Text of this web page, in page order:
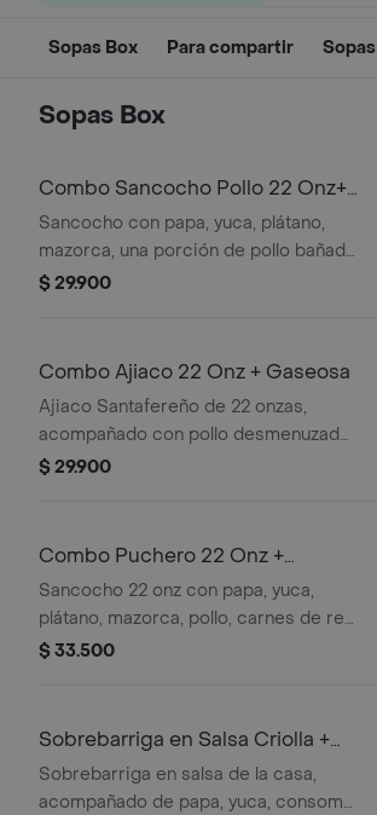
Sopas Box Para compartir Sopas
Sopas Box
Combo Sancocho Pollo 22 Onz+
Gaseosa
Sancocho con papa, yuca, plátano,
mazorca, una porción de pollo bañado
en salsa de la casa. + gaseosa
$ 29.900
Combo Ajiaco 22 Onz + Gaseosa
Ajiaco Santafereño de 22 onzas,
acompañado con pollo desmenuzado,
crema de leche, alcaparras, arroz y
$ 29.900
Combo Puchero 22 Onz +
Gaseosa
Sancocho 22 onz con papa, yuca,
plátano, mazorca, pollo, carnes de res
y carne de cerdo bañados con salsa
$ 33.500
Sobrebarriga en Salsa Criolla +
Gaseosa
Sobrebarriga en salsa de la casa,
acompañado de papa, yuca, consomé